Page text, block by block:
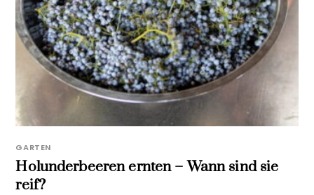
GARTEN
Holunderbeeren ernten – Wann sind sie
reif?